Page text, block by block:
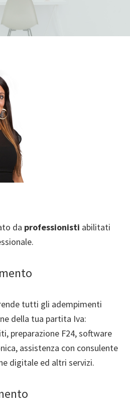
da professionisti abilitati
tutti gli adempimenti
della tua partita Iva:
preparazione F24, software
assistenza con consulente
digitale ed altri servizi.